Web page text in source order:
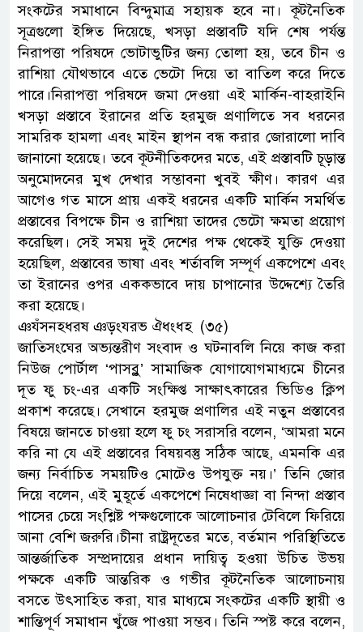
সংকটের সমাধানে বিন্দুমাত্র সহায়ক হবে না। কূটনৈতিক
সূত্রগুলো ইঙ্গিত দিয়েছে, খসড়া প্রস্তাবটি যদি শেষ পর্যন্ত
নিরাপত্তা পরিষদে ভোটাভুটির জন্য তোলা হয়, তবে চীন ও
রাশিয়া যৌথভাবে এতে ভেটো দিয়ে তা বাতিল করে দিতে
পারে।নিরাপত্তা পরিষদে জমা দেওয়া এই মার্কিন-বাহরাইনি
খসড়া প্রস্তাবে ইরানের প্রতি হরমুজ প্রণালিতে সব ধরনের
সামরিক হামলা এবং মাইন স্থাপন বন্ধ করার জোরালো দাবি
জানানো হয়েছে। তবে কূটনীতিকদের মতে, এই প্রস্তাবটি চূড়ান্ত
অনুমোদনের মুখ দেখার সম্ভাবনা খুবই ক্ষীণ। কারণ এর
আগেও গত মাসে প্রায় একই ধরনের একটি মার্কিন সমর্থিত
প্রস্তাবের বিপক্ষে চীন ও রাশিয়া তাদের ভেটো ক্ষমতা প্রয়োগ
করেছিল। সেই সময় দুই দেশের পক্ষ থেকেই যুক্তি দেওয়া
হয়েছিল, প্রস্তাবের ভাষা এবং শর্তাবলি সম্পূর্ণ একপেশে এবং
তা ইরানের ওপর এককভাবে দায় চাপানোর উদ্দেশ্যে তৈরি
করা হয়েছে।
ঞযঁসনহধরষ ঞড়ংযরভ ঐধংধহ (৩৫)
জাতিসংঘের অভ্যন্তরীণ সংবাদ ও ঘটনাবলি নিয়ে কাজ করা
নিউজ পোর্টাল ‘পাসব্লু’ সামাজিক যোগাযোগমাধ্যমে চীনের
দূত ফু চং-এর একটি সংক্ষিপ্ত সাক্ষাৎকারের ভিডিও ক্লিপ
প্রকাশ করেছে। সেখানে হরমুজ প্রণালির এই নতুন প্রস্তাবের
বিষয়ে জানতে চাওয়া হলে ফু চং সরাসরি বলেন, ‘আমরা মনে
করি না যে এই প্রস্তাবের বিষয়বস্তু সঠিক আছে, এমনকি এর
জন্য নির্বাচিত সময়টিও মোটেও উপযুক্ত নয়।’ তিনি জোর
দিয়ে বলেন, এই মুহূর্তে একপেশে নিষেধাজ্ঞা বা নিন্দা প্রস্তাব
পাসের চেয়ে সংশ্লিষ্ট পক্ষগুলোকে আলোচনার টেবিলে ফিরিয়ে
আনা বেশি জরুরি।চীনা রাষ্ট্রদূতের মতে, বর্তমান পরিস্থিতিতে
আন্তর্জাতিক সম্প্রদায়ের প্রধান দায়িত্ব হওয়া উচিত উভয়
পক্ষকে একটি আন্তরিক ও গভীর কূটনৈতিক আলোচনায়
বসতে উৎসাহিত করা, যার মাধ্যমে সংকটের একটি স্থায়ী ও
শান্তিপূর্ণ সমাধান খুঁজে পাওয়া সম্ভব। তিনি স্পষ্ট করে বলেন,